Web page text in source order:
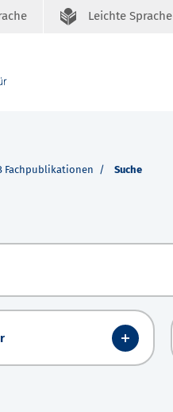
Leichte Sprache
Fachpublikationen Suche